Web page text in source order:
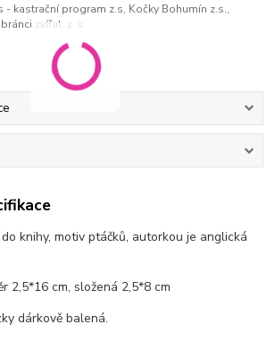
- kastrační program z.s, Kočky Bohumín z.s.,
zvířat, z. s
knihy, motiv ptáčků, autorkou je anglická
2,5*16 cm, složená 2,5*8 cm
dárkově balená.